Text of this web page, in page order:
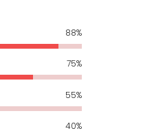
88
75
55
40